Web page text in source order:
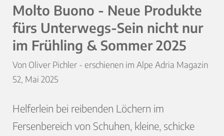
Molto Buono - Neue Produkte
fürs Unterwegs-Sein nicht nur
im Frühling & Sommer 2025
Von Oliver Pichler - erschienen im Alpe Adria Magazin
52, Mai 2025
Helferlein bei reibenden Löchern im
Fersenbereich von Schuhen, kleine, schicke